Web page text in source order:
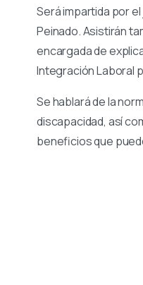
Será impartida por
Peinado. Asistirán
encargada de
Integración Laboral
Se hablará de la
discapacidad, así
beneficios que